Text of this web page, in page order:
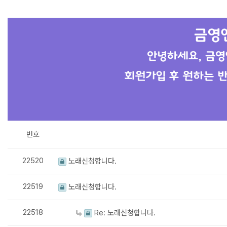
번호
22520 노래신청합니다.
22519 노래신청합니다.
22518 Re: 노래신청합니다.